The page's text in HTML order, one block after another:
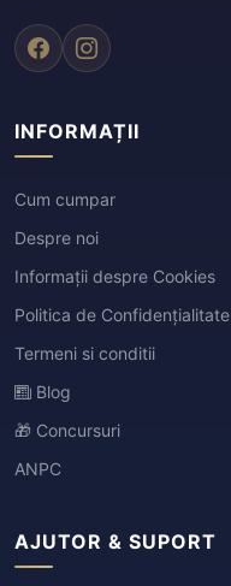
INFORMAȚII
Cum cumpar
Despre noi
Informații despre Cookies
Politica de Confidențialitate
Termeni si conditii
Blog
🎁 Concursuri
ANPC
AJUTOR & SUPORT